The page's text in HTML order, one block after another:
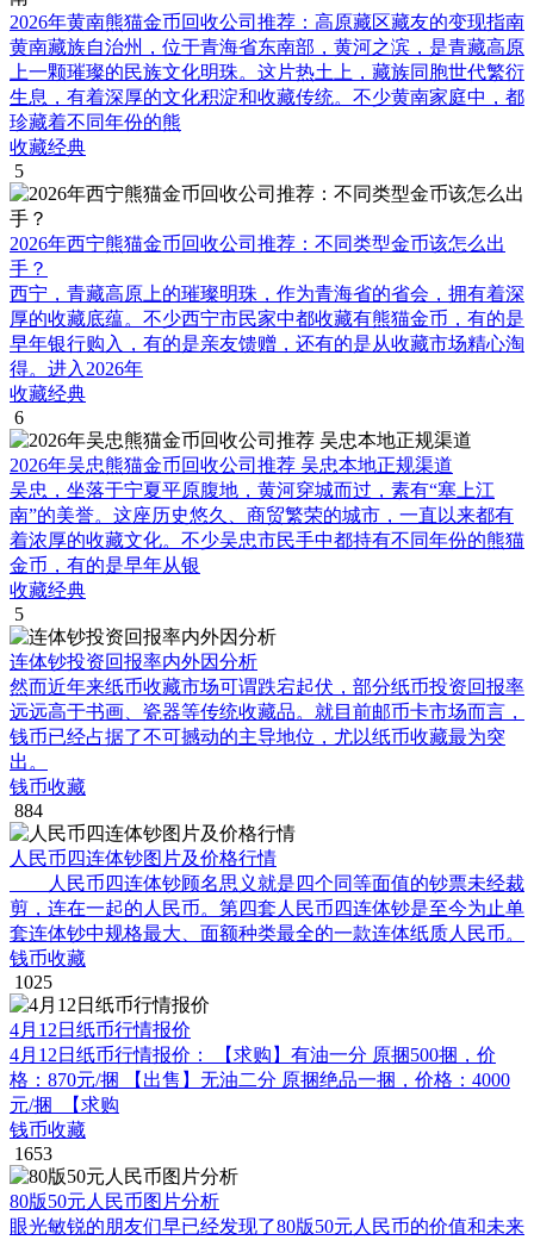
2026年黄南熊猫金币回收公司推荐：高原藏区藏友的变现指南
黄南藏族自治州，位于青海省东南部，黄河之滨，是青藏高原
上一颗璀璨的民族文化明珠。这片热土上，藏族同胞世代繁衍
生息，有着深厚的文化积淀和收藏传统。不少黄南家庭中，都
珍藏着不同年份的熊
收藏经典
5
2026年西宁熊猫金币回收公司推荐：不同类型金币该怎么出
手？
西宁，青藏高原上的璀璨明珠，作为青海省的省会，拥有着深
厚的收藏底蕴。不少西宁市民家中都收藏有熊猫金币，有的是
早年银行购入，有的是亲友馈赠，还有的是从收藏市场精心淘
得。进入2026年
收藏经典
6
2026年吴忠熊猫金币回收公司推荐 吴忠本地正规渠道
吴忠，坐落于宁夏平原腹地，黄河穿城而过，素有“塞上江
南”的美誉。这座历史悠久、商贸繁荣的城市，一直以来都有
着浓厚的收藏文化。不少吴忠市民手中都持有不同年份的熊猫
金币，有的是早年从银
收藏经典
5
连体钞投资回报率内外因分析
然而近年来纸币收藏市场可谓跌宕起伏，部分纸币投资回报率
远远高于书画、瓷器等传统收藏品。就目前邮币卡市场而言，
钱币已经占据了不可撼动的主导地位，尤以纸币收藏最为突
出。
钱币收藏
884
人民币四连体钞图片及价格行情
人民币四连体钞顾名思义就是四个同等面值的钞票未经裁
剪，连在一起的人民币。第四套人民币四连体钞是至今为止单
套连体钞中规格最大、面额种类最全的一款连体纸质人民币。
钱币收藏
1025
4月12日纸币行情报价
4月12日纸币行情报价： 【求购】有油一分 原捆500捆，价
格：870元/捆 【出售】无油二分 原捆绝品一捆，价格：4000
元/捆 【求购
钱币收藏
1653
80版50元人民币图片分析
眼光敏锐的朋友们早已经发现了80版50元人民币的价值和未来